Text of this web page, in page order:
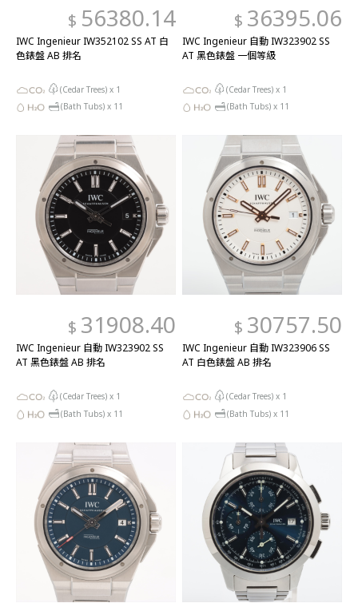
$ 56380.14
IWC Ingenieur IW352102 SS AT 白
色錶盤 AB 排名
(Cedar Trees) x 1
(Bath Tubs) x 11
$ 36395.06
IWC Ingenieur 自動 IW323902 SS
AT 黑色錶盤 一個等級
(Cedar Trees) x 1
(Bath Tubs) x 11
$ 31908.40
IWC Ingenieur 自動 IW323902 SS
AT 黑色錶盤 AB 排名
(Cedar Trees) x 1
(Bath Tubs) x 11
$ 30757.50
IWC Ingenieur 自動 IW323906 SS
AT 白色錶盤 AB 排名
(Cedar Trees) x 1
(Bath Tubs) x 11